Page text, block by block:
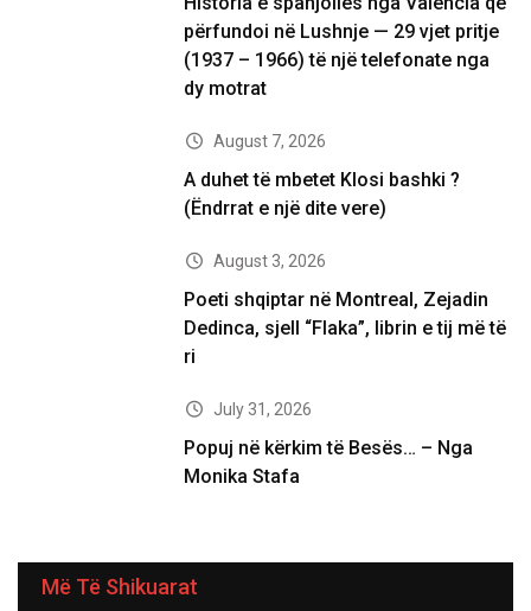
përfundoi në Lushnje — 29 vjet pritje
(1937 – 1966) të një telefonate nga
dy motrat
August 7, 2026
A duhet të mbetet Klosi bashki ?
(Ëndrrat e një dite vere)
August 3, 2026
Poeti shqiptar në Montreal, Zejadin
Dedinca, sjell “Flaka”, librin e tij më të
ri
July 31, 2026
Popuj në kërkim të Besës… – Nga
Monika Stafa
Më Të Shikuarat